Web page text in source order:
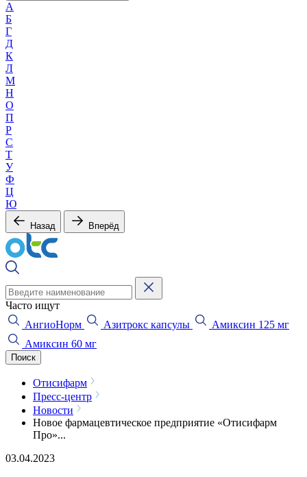
А
Б
Г
Д
К
Л
М
Н
О
П
Р
С
Т
У
Ф
Ц
Ю
Назад Вперёд
Часто ищут
АнгиоНорм
Азитрокс капсулы
Амиксин 125 мг
Амиксин 60 мг
Поиск
Отисифарм
Пресс-центр
Новости
Новое фармацевтическое предприятие «Отисифарм
Про»...
03.04.2023